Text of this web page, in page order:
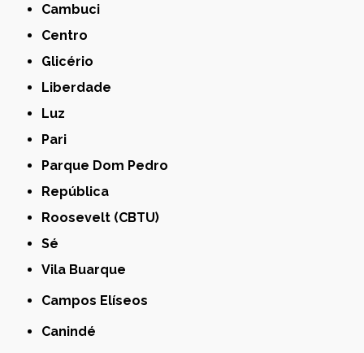
Cambuci
Centro
Glicério
Liberdade
Luz
Pari
Parque Dom Pedro
República
Roosevelt (CBTU)
Sé
Vila Buarque
Campos Elíseos
Canindé